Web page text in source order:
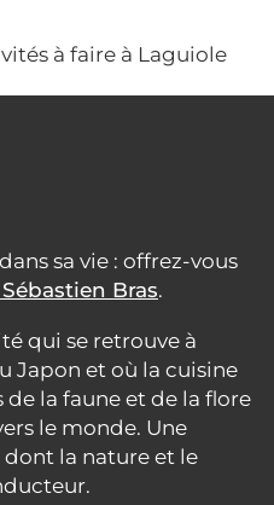
à faire à Laguiole
sa vie : offrez-vous
Bras.
qui se retrouve à
Japon et où la cuisine
de la faune et de la flore
le monde. Une
la nature et le